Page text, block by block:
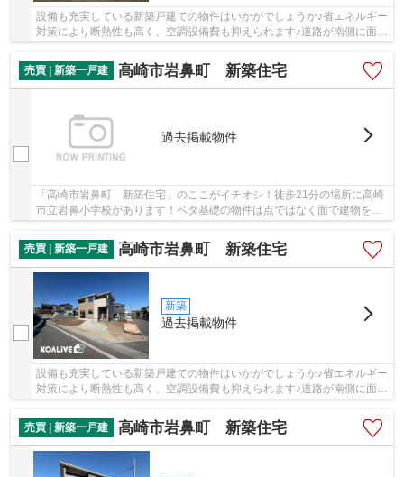
設備も充実している新築戸建ての物件はいかがでしょうか♪省エネルギー
対策により断熱性も高く、空調設備費も抑えられます♪道路が南側に面し
売買 | 新築一戸建
高崎市岩鼻町 新築住宅
過去掲載物件
「高崎市岩鼻町 新築住宅」のここがイチオシ！徒歩21分の場所に高崎
市立岩鼻小学校があります！ベタ基礎の物件は点ではなく面で建物を支
売買 | 新築一戸建
高崎市岩鼻町 新築住宅
新築
過去掲載物件
設備も充実している新築戸建ての物件はいかがでしょうか♪省エネルギー
対策により断熱性も高く、空調設備費も抑えられます♪道路が南側に面し
売買 | 新築一戸建
高崎市岩鼻町 新築住宅